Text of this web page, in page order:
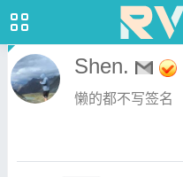
Shen.
懒的都不写签名